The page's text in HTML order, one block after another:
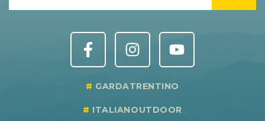
GARDATRENTINO
ITALIANOUTDOOR